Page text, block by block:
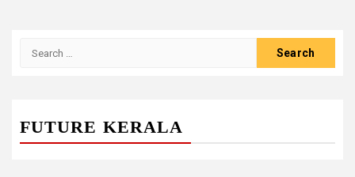
FUTURE KERALA